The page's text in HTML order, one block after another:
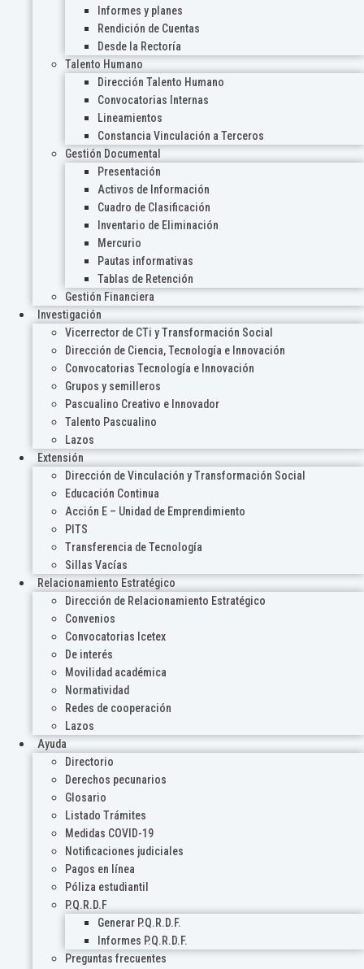
Informes y planes
Rendición de Cuentas
Desde la Rectoría
Talento Humano
Dirección Talento Humano
Convocatorias Internas
Lineamientos
Constancia Vinculación a Terceros
Gestión Documental
Presentación
Activos de Información
Cuadro de Clasificación
Inventario de Eliminación
Mercurio
Pautas informativas
Tablas de Retención
Gestión Financiera
Investigación
Vicerrector de CTi y Transformación Social
Dirección de Ciencia, Tecnología e Innovación
Convocatorias Tecnología e Innovación
Grupos y semilleros
Pascualino Creativo e Innovador
Talento Pascualino
Lazos
Extensión
Dirección de Vinculación y Transformación Social
Educación Continua
Acción E – Unidad de Emprendimiento
PITS
Transferencia de Tecnología
Sillas Vacías
Relacionamiento Estratégico
Dirección de Relacionamiento Estratégico
Convenios
Convocatorias Icetex
De interés
Movilidad académica
Normatividad
Redes de cooperación
Lazos
Ayuda
Directorio
Derechos pecunarios
Glosario
Listado Trámites
Medidas COVID-19
Notificaciones judiciales
Pagos en línea
Póliza estudiantil
P.Q.R.D.F
Generar P.Q.R.D.F.
Informes P.Q.R.D.F.
Preguntas frecuentes